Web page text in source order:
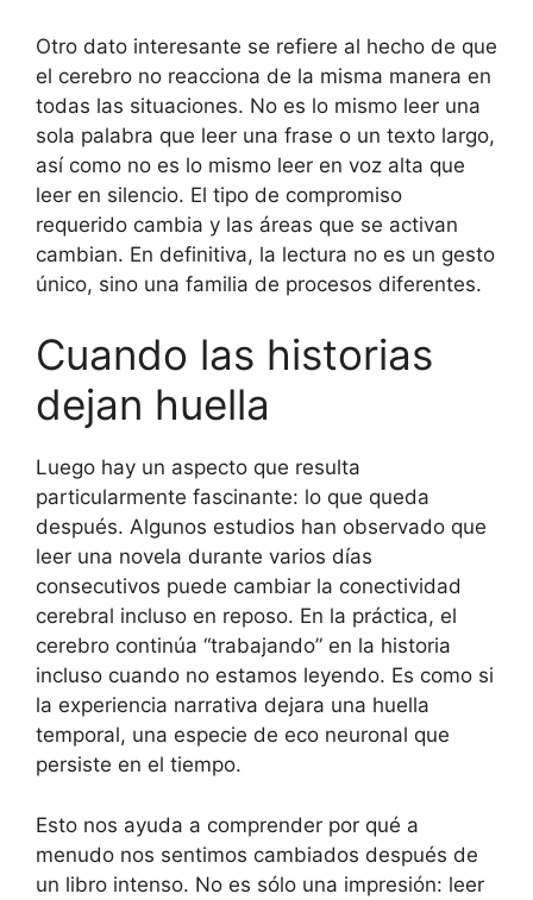
Otro dato interesante se refiere al hecho de que
el cerebro no reacciona de la misma manera en
todas las situaciones. No es lo mismo leer una
sola palabra que leer una frase o un texto largo,
así como no es lo mismo leer en voz alta que
leer en silencio. El tipo de compromiso
requerido cambia y las áreas que se activan
cambian. En definitiva, la lectura no es un gesto
único, sino una familia de procesos diferentes.
Cuando las historias
dejan huella
Luego hay un aspecto que resulta
particularmente fascinante: lo que queda
después. Algunos estudios han observado que
leer una novela durante varios días
consecutivos puede cambiar la conectividad
cerebral incluso en reposo. En la práctica, el
cerebro continúa “trabajando” en la historia
incluso cuando no estamos leyendo. Es como si
la experiencia narrativa dejara una huella
temporal, una especie de eco neuronal que
persiste en el tiempo.
Esto nos ayuda a comprender por qué a
menudo nos sentimos cambiados después de
un libro intenso. No es sólo una impresión: leer